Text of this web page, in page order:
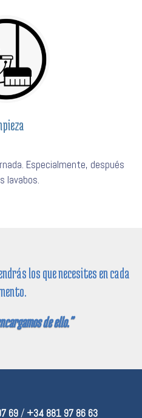
Especialmente, después
lavabos.
los que necesites en cada
de ello."
69/ +34 881 97 86 63